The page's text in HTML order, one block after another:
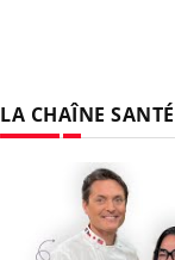
LA CHAÎNE SANTÉ